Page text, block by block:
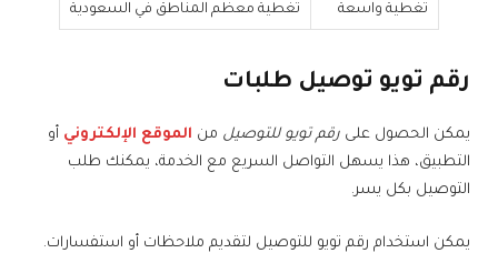
تغطية واسعة تغطية معظم المناطق في السعودية
رقم تويو توصيل طلبات
يمكن الحصول على رقم تويو للتوصيل من الموقع الإلكتروني أو
التطبيق، هذا يسهل التواصل السريع مع الخدمة، يمكنك طلب
التوصيل بكل يسر.
يمكن استخدام رقم تويو للتوصيل لتقديم ملاحظات أو استفسارات.